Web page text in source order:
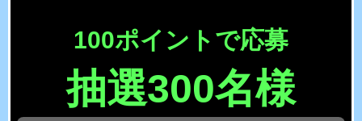
100ポイントで応募
抽選300名様